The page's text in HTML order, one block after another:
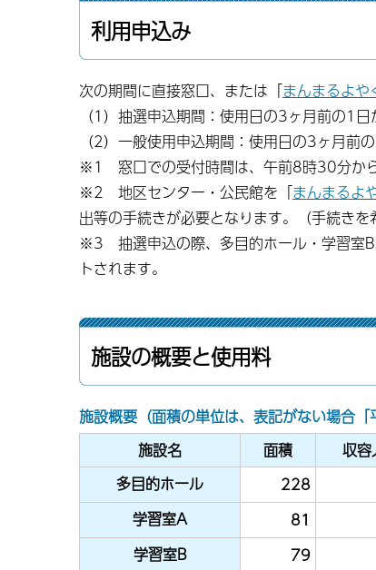
利用申込み
次の期間に直接窓口、または「まんまるよや
（1）抽選申込期間：使用日の3ヶ月前の1
（2）一般使用申込期間：使用日の3ヶ月前
※1 窓口での受付時間は、午前8時30分か
※2 地区センター・公民館を「まんまるよ
出等の手続きが必要となります。（手続き
※3 抽選申込の際、多目的ホール・学習室
トされます。
施設の概要と使用料
施設概要（面積の単位は、表記がない場合「
施設名
面積 収容
多目的ホール
228
学習室A
81
学習室B
79